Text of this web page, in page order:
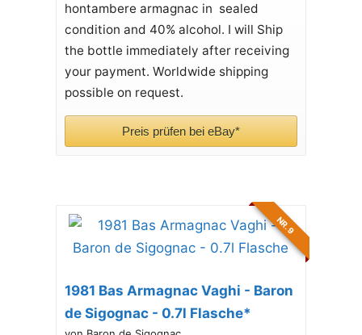
hontambere armagnac in sealed
condition and 40% alcohol. I will Ship
the bottle immediately after receiving
your payment. Worldwide shipping
possible on request.
Preis prüfen bei eBay*
NR. 9
1981 Bas Armagnac Vaghi - Baron
de Sigognac - 0.7l Flasche*